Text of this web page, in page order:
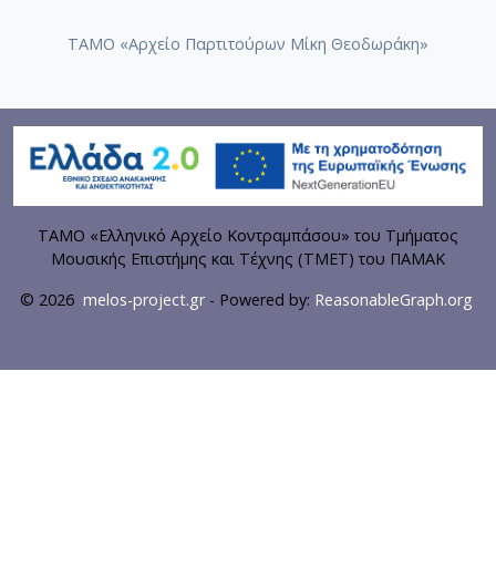
ΤΑΜΟ «Αρχείο Παρτιτούρων Μίκη Θεοδωράκη»
ΤΑΜΟ «Ελληνικό Αρχείο Κοντραμπάσου» του Τμήματος
Μουσικής Επιστήμης και Τέχνης (ΤΜΕΤ) του ΠΑΜΑΚ
© 2026 melos-project.gr- Powered by: ReasonableGraph.org